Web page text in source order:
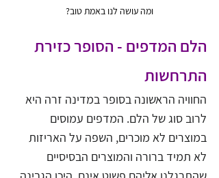
ומה עושה לנו באמת טוב?
הלם המדפים - הסופר כזירת
התרחשות
החוויה הראשונה בסופר במדינה זרה היא
לרוב סוג של הלם. המדפים עמוסים
במוצרים לא מוכרים, השפה על האריזות
לא תמיד ברורה והמוצרים הבסיסיים